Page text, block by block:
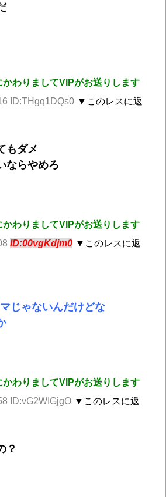
かわりましてVIPがお送りします
ID:THgq1DQs0 ▼このレスに返
もダメ
ならやめろ
かわりましてVIPがお送りします
ID:00vgKdjm0 ▼このレスに返
じゃないんだけどな
かわりましてVIPがお送りします
ID:vG2WIGjgO ▼このレスに返
？